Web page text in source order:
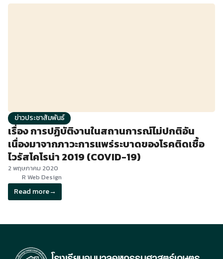
ข่าวประชาสัมพันธ์
เรื่อง การปฏิบัติงานในสถานการณ์ไม่ปกติอัน
เนื่องมาจากภาวะการแพร่ระบาดของโรคติดเชื้อ
ไวรัสโคโรน่า 2019 (COVID-19)
2 พฤษภาคม 2020
R Web Design
Read more→